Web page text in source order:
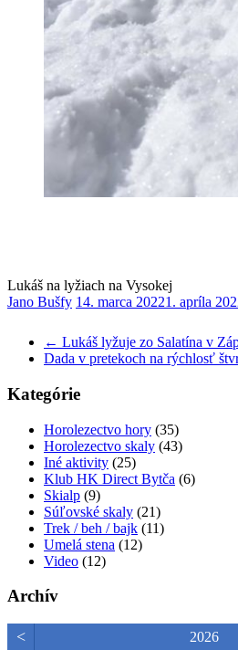
Lukáš na lyžiach na Vysokej
Jano Bušfy 14. marca 20221. apríla
← Lukáš lyžuje zo Salatína v
Dada v pretekoch na rýchlosť
Kategórie
Horolezectvo hory (35)
Horolezectvo skaly (43)
Iné aktivity (25)
Klub HK Direct Bytča (6)
Skialp (9)
Súľovské skaly (21)
Trek / beh / bajk (11)
Umelá stena (12)
Video (12)
Archív
< 2026